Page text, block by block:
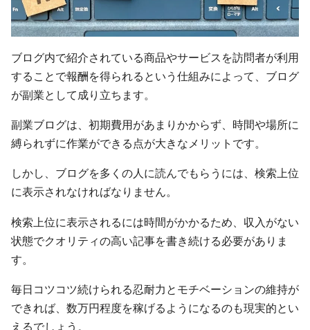
ブログ内で紹介されている商品やサービスを訪問者が利用
することで報酬を得られるという仕組みによって、ブログ
が副業として成り立ちます。
副業ブログは、初期費用があまりかからず、時間や場所に
縛られずに作業ができる点が大きなメリットです。
しかし、ブログを多くの人に読んでもらうには、検索上位
に表示されなければなりません。
検索上位に表示されるには時間がかかるため、収入がない
状態でクオリティの高い記事を書き続ける必要がありま
す。
毎日コツコツ続けられる忍耐力とモチベーションの維持が
できれば、数万円程度を稼げるようになるのも現実的とい
えるでしょう。